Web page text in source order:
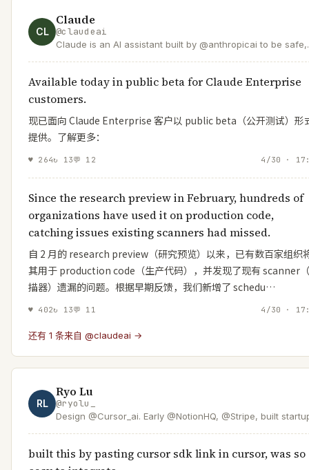
CL
Claude
@claudeai
Claude is an AI assistant built by @anthropicai to be safe,
Available today in public beta for Claude Enterprise
customers.
现已面向 Claude Enterprise 客户以 public beta（公开测试）形
提供。了解更多：
♥ 264↻ 13💬 12 4/30 ·
Since the research preview in February, hundreds of
organizations have used it on production code,
catching issues existing scanners had missed.
自 2 月的 research preview（研究预览）以来，已有数百家组织
其用于 production code（生产代码），并发现了现有 scanner
描器）遗漏的问题。根据早期反馈，我们新增了 schedu…
♥ 402↻ 13💬 11 4/30 ·
还有 1 条来自 @claudeai →
RL
Ryo Lu
@ryolu_
Design @Cursor_ai. Early @NotionHQ, @Stripe, built
built this by pasting cursor sdk link in cursor, was so